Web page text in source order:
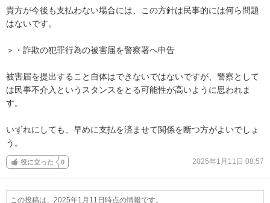
貴方が今後も支払わない場合には、この方針は民事的には何ら問題
はないです。
＞・詐欺の犯罪行為の被害届を警察署へ申告
被害届を提出すること自体はできないではないですが、警察として
は民事不介入というスタンスをとる可能性が高いように思われま
す。
いずれにしても、早めに支払を済ませて関係を断つ方がよいでしょ
う。
役に立った 0 2025年1月11日 08:57
この投稿は、2025年1月11日時点の情報です。